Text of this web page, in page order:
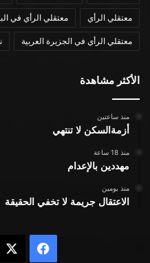
معتقلي الرأي معتقلي الرأي في
معتقلي الرأي في الجزيرة العربية
الأكثر مشاهدة
منذ ساعتين
أزمةالسكن لا تنتهي
منذ 18 ساعة
مهددين بالإعدام
منذ يومين
الاعتقال جريمة لا تخفي الحقيقة
فيسبوك